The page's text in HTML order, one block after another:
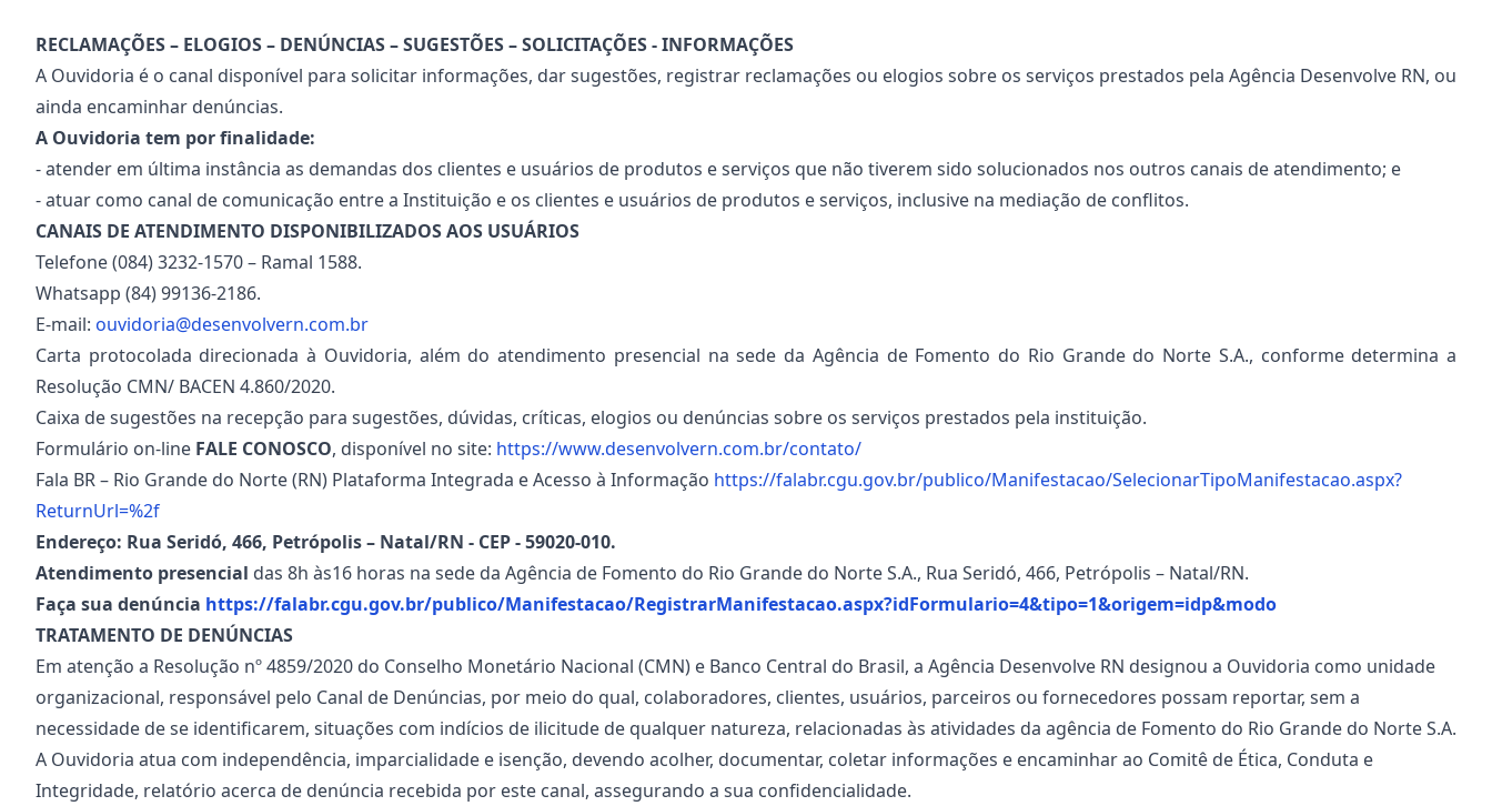
RECLAMAÇÕES – ELOGIOS – DENÚNCIAS – SUGESTÕES – SOLICITAÇÕES - INFORMAÇÕES
A Ouvidoria é o canal disponível para solicitar informações, dar sugestões, registrar reclamações ou elogios sobre os serviços prestados pela Agência Desenvolve RN, ou
ainda encaminhar denúncias.
A Ouvidoria tem por finalidade:
- atender em última instância as demandas dos clientes e usuários de produtos e serviços que não tiverem sido solucionados nos outros canais de atendimento; e
- atuar como canal de comunicação entre a Instituição e os clientes e usuários de produtos e serviços, inclusive na mediação de conflitos.
CANAIS DE ATENDIMENTO DISPONIBILIZADOS AOS USUÁRIOS
Telefone (084) 3232-1570 – Ramal 1588.
Whatsapp (84) 99136-2186.
E-mail: ouvidoria@desenvolvern.com.br
Carta protocolada direcionada à Ouvidoria, além do atendimento presencial na sede da Agência de Fomento do Rio Grande do Norte S.A., conforme determina a
Resolução CMN/ BACEN 4.860/2020.
Caixa de sugestões na recepção para sugestões, dúvidas, críticas, elogios ou denúncias sobre os serviços prestados pela instituição.
Formulário on-line FALE CONOSCO, disponível no site: https://www.desenvolvern.com.br/contato/
Fala BR – Rio Grande do Norte (RN) Plataforma Integrada e Acesso à Informação https://falabr.cgu.gov.br/publico/Manifestacao/SelecionarTipoManifestacao.aspx?
ReturnUrl=%2f
Endereço: Rua Seridó, 466, Petrópolis – Natal/RN - CEP - 59020-010.
Atendimento presencial das 8h às16 horas na sede da Agência de Fomento do Rio Grande do Norte S.A., Rua Seridó, 466, Petrópolis – Natal/RN.
Faça sua denúncia https://falabr.cgu.gov.br/publico/Manifestacao/RegistrarManifestacao.aspx?idFormulario=4&tipo=1&origem=idp&modo
TRATAMENTO DE DENÚNCIAS
Em atenção a Resolução nº 4859/2020 do Conselho Monetário Nacional (CMN) e Banco Central do Brasil, a Agência Desenvolve RN designou a Ouvidoria como unidade
organizacional, responsável pelo Canal de Denúncias, por meio do qual, colaboradores, clientes, usuários, parceiros ou fornecedores possam reportar, sem a
necessidade de se identificarem, situações com indícios de ilicitude de qualquer natureza, relacionadas às atividades da agência de Fomento do Rio Grande do Norte S.A.
A Ouvidoria atua com independência, imparcialidade e isenção, devendo acolher, documentar, coletar informações e encaminhar ao Comitê de Ética, Conduta e
Integridade, relatório acerca de denúncia recebida por este canal, assegurando a sua confidencialidade.